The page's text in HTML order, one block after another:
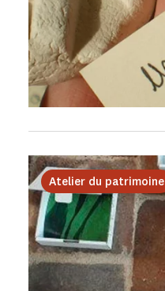
Atelier du patrimoine